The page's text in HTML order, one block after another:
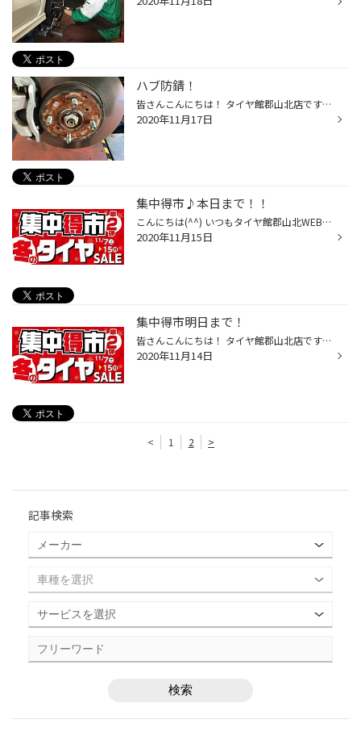
ハブ防錆！
皆さんこんにちは！ タイヤ館郡山北店です！ 皆さんの冬支度が進むなか 最近多いのがハブまわりのサビです。 放っておくとサビがどんどん進み タイヤがしっかり取り付かない、ボルトのサビでナットが緩んでしまったりと 色々と不具合が・・・ そうなる前に！ハブ防錆をしましょう！ 付いてしまった...
2020年11月17日
集中得市♪本日まで！！
こんにちは(^^) いつもタイヤ館郡山北WEBをご覧頂きましてありがとうございます(*^^*) 始まって参りました、タイヤ交換シーズン！ 作業時の待ち時間が発生したり、お話を伺うまでお時間を頂いたりとご迷惑をお掛けして大変申し訳ございませんm(_ _)m でも皆様！ご来店の際はお時間の余裕を持ってご...
2020年11月15日
集中得市明日まで！
皆さんこんにちは！ タイヤ館郡山北店です！ スタッドレスタイヤのご準備はお済みですか？ スタッドレスタイヤをお安く買える集中得市も 明日までとなっております！ まだ冬の準備がお済みでない方はお早めに！
2020年11月14日
< 1 2 >
記事検索